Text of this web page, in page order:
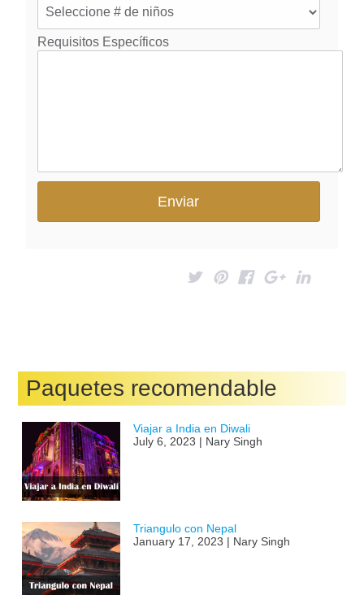
Requisitos Específicos
Paquetes recomendable
Viajar a India en Diwali
July 6, 2023 | Nary Singh
Triangulo con Nepal
January 17, 2023 | Nary Singh